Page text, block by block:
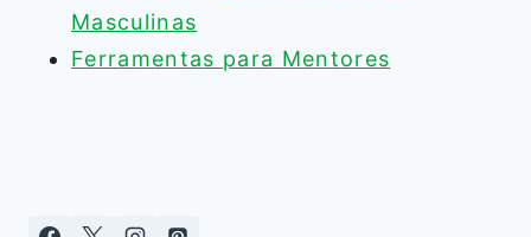
Masculinas
Ferramentas para Mentores